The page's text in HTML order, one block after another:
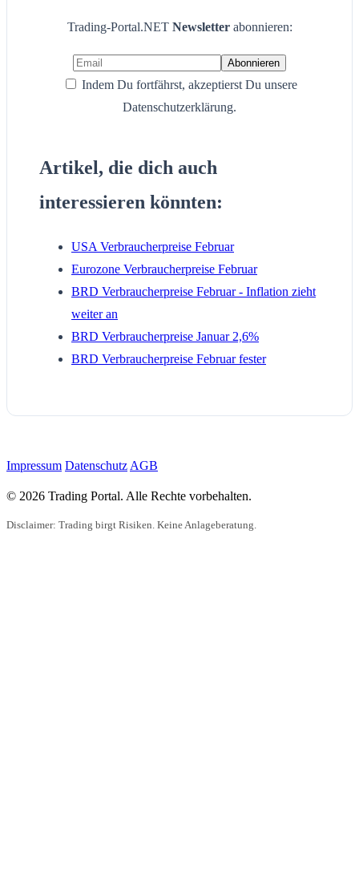
Trading-Portal.NET Newsletter abonnieren:
Indem Du fortfährst, akzeptierst Du unsere
Datenschutzerklärung.
Artikel, die dich auch
interessieren könnten:
USA Verbraucherpreise Februar
Eurozone Verbraucherpreise Februar
BRD Verbraucherpreise Februar - Inflation zieht
weiter an
BRD Verbraucherpreise Januar 2,6%
BRD Verbraucherpreise Februar fester
Impressum Datenschutz AGB
© 2026 Trading Portal. Alle Rechte vorbehalten.
Disclaimer: Trading birgt Risiken. Keine Anlageberatung.